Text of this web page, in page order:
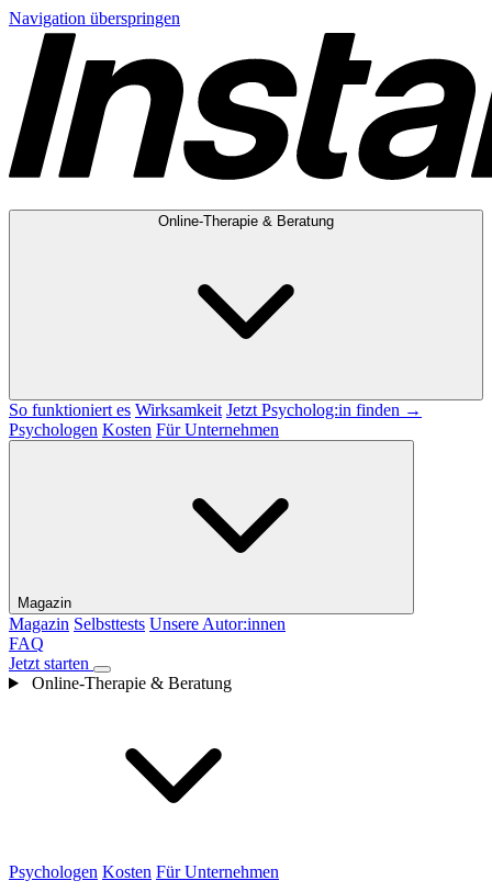
Navigation überspringen
Online-Therapie & Beratung
So funktioniert es Wirksamkeit Jetzt Psycholog:in finden →
Psychologen Kosten Für Unternehmen
Magazin
Magazin Selbsttests Unsere Autor:innen
FAQ
Jetzt starten
Online-Therapie & Beratung
Psychologen Kosten Für Unternehmen